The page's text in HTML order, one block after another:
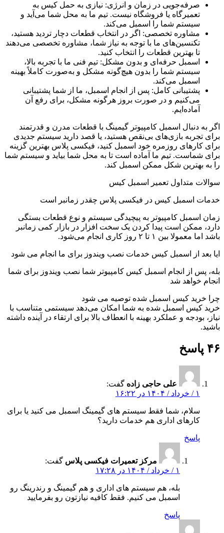
صرفه‌جویی در زمان و انرژی: نیازی به حمل کیس به
تعمیرگاه یا فروشگاه نیست. تیم ما به محل شما می‌آید و
سیستم شما را اسمبل می‌کند.
مشاوره تخصصی: اگر در انتخاب قطعات دچار تردید هستید،
تکنسین‌های ما با توجه به نیاز شما، مشاوره تخصصی می‌دهند
تا بهترین قطعات را انتخاب کنید.
اسمبل حرفه‌ای و بدون مشکل: تیم فنی ما با تجربه بالا،
سیستم شما را بدون هیچ‌گونه مشکل و به‌صورت کاملاً بهینه
اسمبل می‌کند.
پشتیبانی کامل: پس از انجام اسمبل، ما از شما پشتیبانی
می‌کنیم و در صورت بروز هرگونه مشکل، برای رفع آن
آماده‌ایم.
اگر به دنبال اسمبل کامپیوتر گیمینگ با قطعات مدرن و قدرتمند
برای تجربه بازی‌های بی‌نقص هستید، یا قصد دارید سیستم جدیدی
برای کارهای روزمره خود اسمبل کنید، فیکسی پلاس بهترین گزینه
برای شماست. تیم ما آماده است تا به محل شما بیاید و سیستم شما
را به بهترین شکل ممکن اسمبل کند.
سوالات متداول تعمیر اسمبل کیس
خدمات اسمبل کیس در فیکسی پلاس چقدر زمانبر است
زمان اسمبل کامپیوتر به پیچیدگی سیستم و نوع قطعات بستگی
دارد، ممکن است پیدا کردن یک سخت افزار در بازار کمی زمانبر
باشد اما معمولا بین ۱ تا ۲ روز کاری انجام می‌شود.
ایا بعد از اسمبل کیس خدمات نصب ویندوز برای ما انجام می شود
بله، پس از انجام اسمبل کیس کامپیوتر شما نصب ویندوز برای شما
انجام خواهد شد
چرا خرید کیس اسمبل شده توصیه می شود
خرید کیس اسمبل شده به شما امکان می‌دهد سیستمی متناسب با
نیاز، بودجه و عملکرد بهینه با انعطاف بالا برای ارتقاء در آینده داشته
باشید.
۴۶ پاسخ
علی حاجی‌ زاده گفت:
۱ / خرداد / ۱۴۰۴ در ۱۶:۲۲
سلام، شما فقط سیستم‌ های گیمینگ اسمبل می‌ کنید یا برای
کارهای اداری هم خدمات دارید؟
پاسخ
مرکز تعمیرات فیکسی پلاس گفت:
۱ / خرداد / ۱۴۰۴ در ۱۷:۲۸
بله، هم سیستم‌ های اداری و هم گیمینگ و رندرینگ رو
اسمبل می‌ کنیم. فقط کافیه نیازتون رو بفرمایید
پاسخ